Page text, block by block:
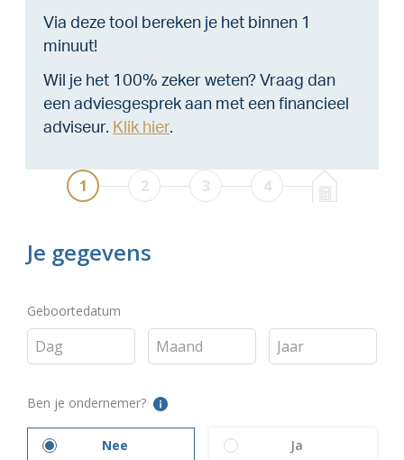
Via deze tool bereken je het binnen 1
minuut!
Wil je het 100% zeker weten? Vraag dan
een adviesgesprek aan met een financieel
adviseur. Klik hier.